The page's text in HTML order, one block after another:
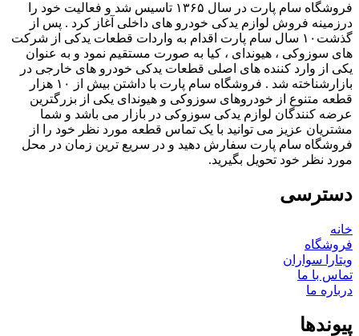
فروشگاه سام پارت در سال ۱۳۶۵ تاسیس شد و فعالیت خود را
درزمینه فروش لوازم یدکی خودرو های داخلی آغاز کرد . پس از
گذشت۱۰ سال سام پارت اقدام به واردات قطعات یدکی از شرکت
های سوزوکی ، هیوندای ، کیا به صورت مستقیم نمود و به عنوان
یکی از وارد کننده های اصلی قطعات یدکی خودرو های خارجی در
بازارشناخته شد . فروشگاه سام پارت با داشتن بیش از ۱۰ هزار
قطعه متنوع از خودروهای سوزوکی و هیوندای یکی از بزرگترین
عرضه کنندگان لوازم یدکی سوزوکی در بازار می باشد و شما
مشتریان عزیز می توانید با یک تماس قطعه مورد نظر خود را از
فروشگاه سام پارت سفارش دهید و در سریع ترین زمان در محل
مورد نظر خود تحویل بگیرید.
دسترسی
خانه
فروشگاه
ویتارا سواران
تماس با ما
درباره ما
پیوندها